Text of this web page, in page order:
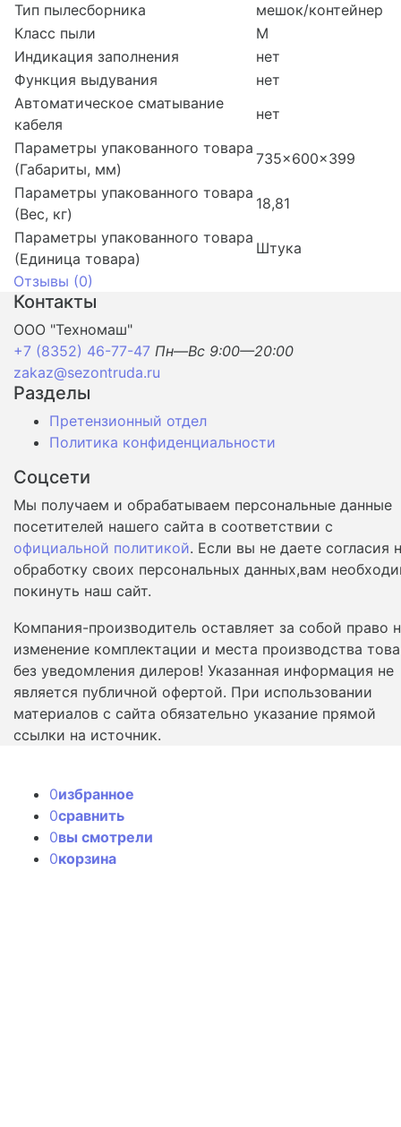
Тип пылесборника
мешок/контейнер
Класс пыли
M
Индикация заполнения
нет
Функция выдувания
нет
Автоматическое сматывание
кабеля
нет
Параметры упакованного товара
(Габариты, мм)
735x600x399
Параметры упакованного товара
(Вес, кг)
18,81
Параметры упакованного товара
(Единица товара)
Штука
Отзывы (0)
Контакты
ООО "Техномаш"
+7 (8352) 46-77-47 Пн—Вс 9:00—20:00
zakaz@sezontruda.ru
Разделы
Претензионный отдел
Политика конфиденциальности
Соцсети
Мы получаем и обрабатываем персональные данные
посетителей нашего сайта в соответствии с
официальной политикой. Если вы не даете согласия
обработку своих персональных данных,вам
покинуть наш сайт.
Компания-производитель оставляет за собой право
изменение комплектации и места производства
без уведомления дилеров! Указанная информация не
является публичной офертой. При использовании
материалов с сайта обязательно указание прямой
ссылки на источник.
0избранное
0сравнить
0вы смотрели
0корзина